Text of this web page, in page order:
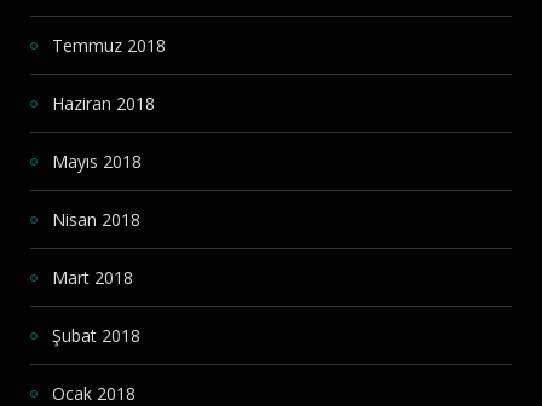
Temmuz 2018
Haziran 2018
Mayıs 2018
Nisan 2018
Mart 2018
Şubat 2018
Ocak 2018